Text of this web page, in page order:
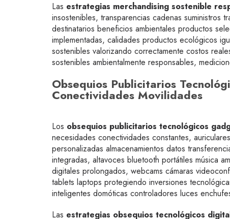
Las estrategias merchandising sostenible
insostenibles, transparencias cadenas suministros
destinatarios beneficios ambientales productos
implementadas, calidades productos ecológicos
sostenibles valorizando correctamente costos
sostenibles ambientalmente responsables,
Obsequios Publicitarios
Conectividades Movilidades
Los obsequios publicitarios tecnológicos
necesidades conectividades constantes,
personalizadas almacenamientos datos
integradas, altavoces bluetooth portátiles música
digitales prolongados, webcams cámaras
tablets laptops protegiendo inversiones
inteligentes domóticas controladores luces
Las estrategias obsequios tecnológicos